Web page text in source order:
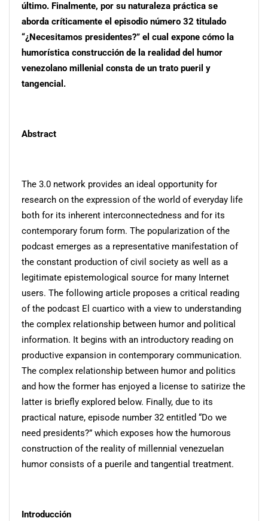
último. Finalmente, por su naturaleza práctica se
aborda críticamente el episodio número 32 titulado
“¿Necesitamos presidentes?” el cual expone cómo la
humorística construcción de la realidad del humor
venezolano millenial consta de un trato pueril y
tangencial.
Abstract
The 3.0 network provides an ideal opportunity for
research on the expression of the world of everyday life
both for its inherent interconnectedness and for its
contemporary forum form. The popularization of the
podcast emerges as a representative manifestation of
the constant production of civil society as well as a
legitimate epistemological source for many Internet
users. The following article proposes a critical reading
of the podcast El cuartico with a view to understanding
the complex relationship between humor and political
information. It begins with an introductory reading on
productive expansion in contemporary communication.
The complex relationship between humor and politics
and how the former has enjoyed a license to satirize the
latter is briefly explored below. Finally, due to its
practical nature, episode number 32 entitled “Do we
need presidents?” which exposes how the humorous
construction of the reality of millennial venezuelan
humor consists of a puerile and tangential treatment.
Introducción